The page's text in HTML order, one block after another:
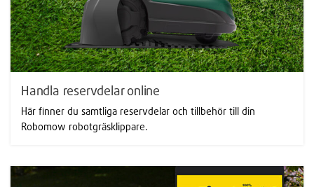
Handla reservdelar online
Här finner du samtliga reservdelar och tillbehör till din
Robomow robotgräsklippare.